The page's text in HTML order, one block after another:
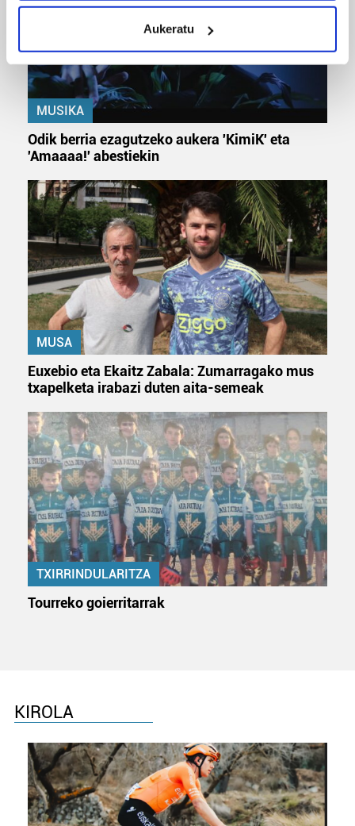
Identify your device by actively scanning it for
specific characteristics (fingerprinting)
Find out more about how your personal data is processed
and set your preferences in thedetails section.
prozesatzen ditugu, zure IP zenbakia, besteak beste,
pertsonalizatuak eskaintzeko, iragarkiak eta edukia
neurtzeko, jendeari buruzko informazioa biltzeko eta
produktuak garatzeko. Zure datuak nork eta zertarako
erabiltzen dituen hauta dezakezu.
Bazkide batzuek ez dizute baimenik eskatzen, eta beren
interes komertzial legitimoetan babesten dira. Ikusi gure
bazkideen zerrenda, beren ustez zein helburutarako
duten interes legitimoa eta horren aurka nola egin
dezakezun ikusteko.
Lortu zure datu pertsonalak prozesatzeko moduari
buruzko informazio gehiago eta ezarri zure lehentasunak
datuen atalean. Edozein unetan alda edo ken dezakezu
zure baimena Cookieen adierazpenean.
Webgune honek cookie propioak eta hirugarrenen cookie-
fitxategiak erabiltzen ditu. Zure esperientzia eta
zerbitzuak hobetzeko asmoz, cookie teknologiaz
baliatzen gara. Ohar hau onartuz gero, teknologia hori
erabiltzeko baimen esplizitua ematen diguzu.Gehiago
irakurri
Aukeratu
MUSIKA
Odik berria ezagutzeko aukera 'KimiK' eta
'Amaaaa!' abestiekin
MUSA
Euxebio eta Ekaitz Zabala: Zumarragako mus
txapelketa irabazi duten aita-semeak
TXIRRINDULARITZA
Tourreko goierritarrak
KIROLA